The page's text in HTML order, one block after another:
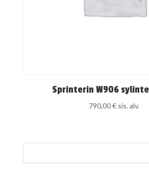
Sprinterin W906
790,00€ sis. alv.